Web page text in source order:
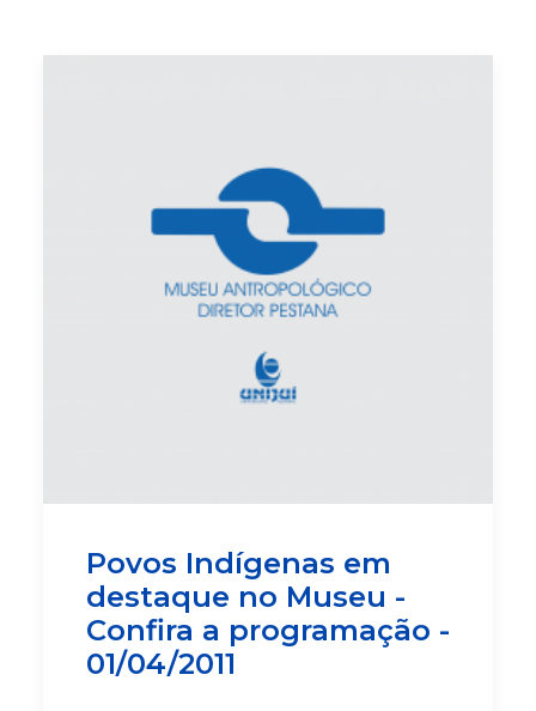
Povos Indígenas em
destaque no Museu -
Confira a programação -
01/04/2011